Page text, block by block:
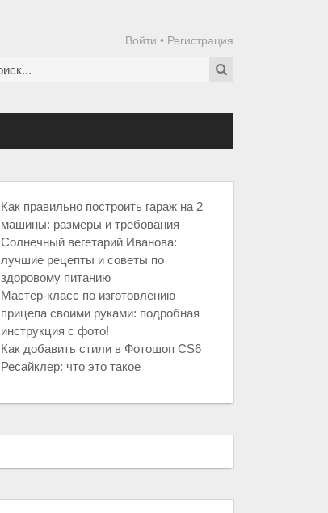
Войти • Регистрация
Как правильно построить гараж на 2
машины: размеры и требования
Солнечный вегетарий Иванова:
лучшие рецепты и советы по
здоровому питанию
Мастер-класс по изготовлению
прицепа своими руками: подробная
инструкция с фото!
Как добавить стили в Фотошоп CS6
Ресайклер: что это такое